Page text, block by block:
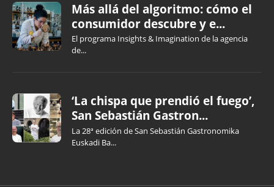
Más allá del algoritmo: cómo el
consumidor descubre y e...
El programa Insights & Imagination de la agencia
de...
‘La chispa que prendió el fuego’,
San Sebastián Gastron...
La 28ª edición de San Sebastián Gastronomika
Euskadi Ba...